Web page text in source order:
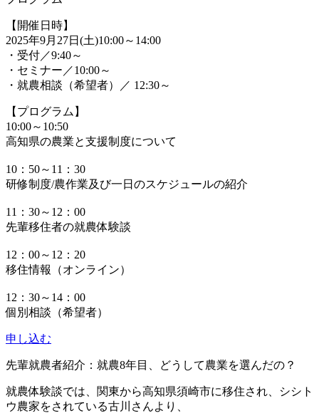
【開催日時】
2025年9月27日(土)10:00～14:00
・受付／9:40～
・セミナー／10:00～
・就農相談（希望者）／ 12:30～
【プログラム】
10:00～10:50
高知県の農業と支援制度について
10：50～11：30
研修制度/農作業及び一日のスケジュールの紹介
11：30～12：00
先輩移住者の就農体験談
12：00～12：20
移住情報（オンライン）
12：30～14：00
個別相談（希望者）
申し込む
先輩就農者紹介：就農8年目、どうして農業を選んだの？
就農体験談では、関東から高知県須崎市に移住され、シシト
ウ農家をされている古川さんより、